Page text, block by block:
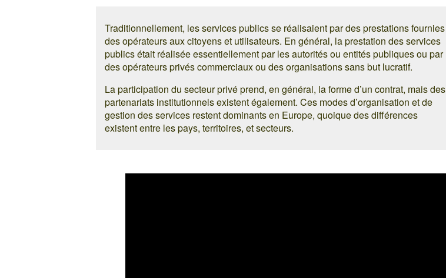
Traditionnellement, les services publics se réalisaient par des prestations fournies
des opérateurs aux citoyens et utilisateurs. En général, la prestation des services
publics était réalisée essentiellement par les autorités ou entités publiques ou par
des opérateurs privés commerciaux ou des organisations sans but lucratif.
La participation du secteur privé prend, en général, la forme d’un contrat, mais des
partenariats institutionnels existent également. Ces modes d’organisation et de
gestion des services restent dominants en Europe, quoique des différences
existent entre les pays, territoires, et secteurs.